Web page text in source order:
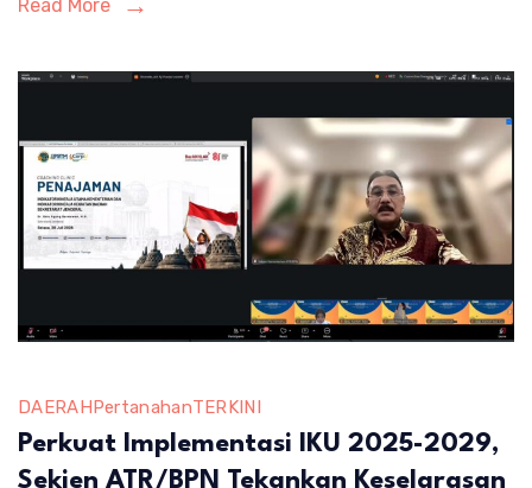
Read More
DAERAHPertanahanTERKINI
Perkuat Implementasi IKU 2025-2029,
Sekjen ATR/BPN Tekankan Keselarasan